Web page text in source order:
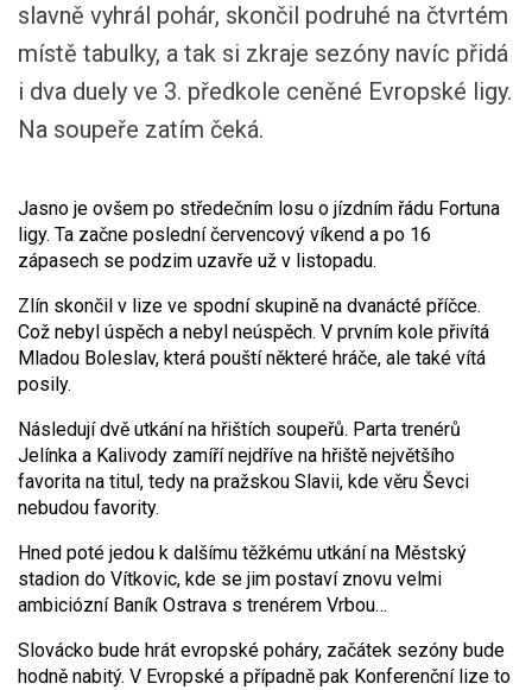
slavně vyhrál pohár, skončil podruhé na čtvrtém
místě tabulky, a tak si zkraje sezóny navíc přidá
i dva duely ve 3. předkole ceněné Evropské ligy.
Na soupeře zatím čeká.
Jasno je ovšem po středečním losu o jízdním řádu Fortuna
ligy. Ta začne poslední červencový víkend a po 16
zápasech se podzim uzavře už v listopadu.
Zlín skončil v lize ve spodní skupině na dvanácté příčce.
Což nebyl úspěch a nebyl neúspěch. V prvním kole přivítá
Mladou Boleslav, která pouští některé hráče, ale také vítá
posily.
Následují dvě utkání na hřištích soupeřů. Parta trenérů
Jelínka a Kalivody zamíří nejdříve na hřiště největšího
favorita na titul, tedy na pražskou Slavii, kde věru Ševci
nebudou favority.
Hned poté jedou k dalšímu těžkému utkání na Městský
stadion do Vítkovic, kde se jim postaví znovu velmi
ambiciózní Baník Ostrava s trenérem Vrbou…
Slovácko bude hrát evropské poháry, začátek sezóny bude
hodně nabitý. V Evropské a případně pak Konferenční lize to